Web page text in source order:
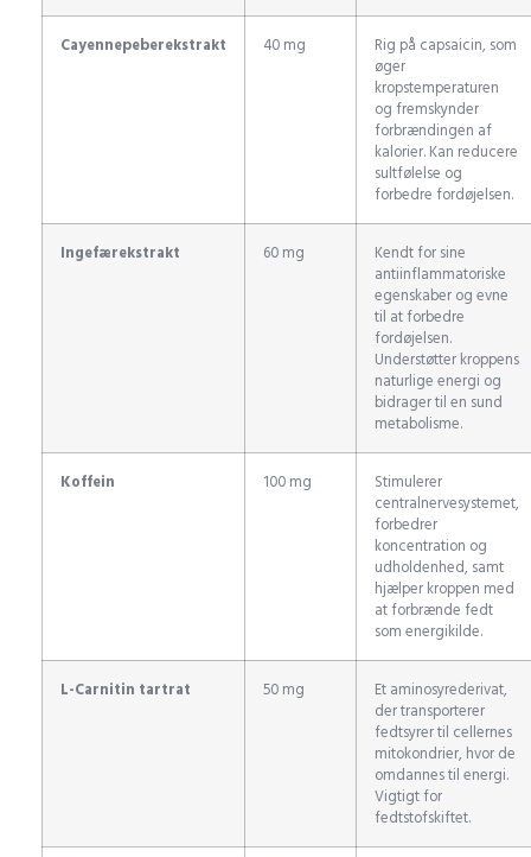
Cayennepeberekstrakt 40 mg
Rig på capsaicin, som
øger
kropstemperaturen
og fremskynder
forbrændingen af
kalorier. Kan reducere
sultfølelse og
forbedre fordøjelsen.
Ingefærekstrakt 60 mg
Kendt for sine
antiinflammatoriske
egenskaber og evne
til at forbedre
fordøjelsen.
Understøtter kroppens
naturlige energi og
bidrager til en sund
metabolisme.
Koffein 100 mg
Stimulerer
centralnervesystemet,
forbedrer
koncentration og
udholdenhed, samt
hjælper kroppen med
at forbrænde fedt
som energikilde.
L-Carnitin tartrat 50 mg
Et aminosyrederivat,
der transporterer
fedtsyrer til cellernes
mitokondrier, hvor de
omdannes til energi.
Vigtigt for
fedtstofskiftet.